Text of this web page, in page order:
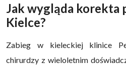
Jak wygląda korekta
Kielce?
Zabieg w kieleckiej klinice
chirurdzy z wieloletnim